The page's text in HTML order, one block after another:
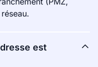
est